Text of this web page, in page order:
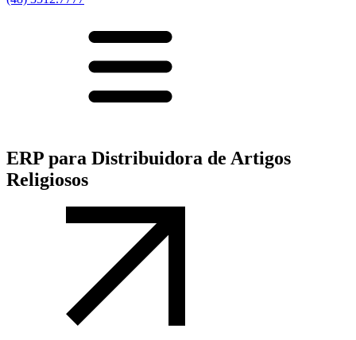
ERP para Distribuidora de Artigos
Religiosos